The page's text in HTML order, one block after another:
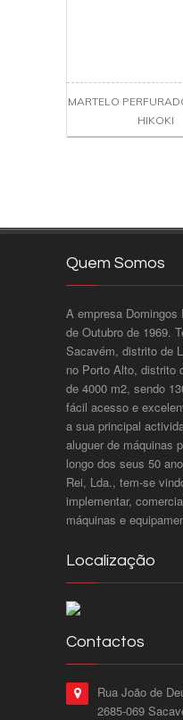
MARTELO
HIKOKI
Quem Somos
A empresa
de Outubro de 1969.
Sacavém, distrito de
no Porto Alto, distrito
de 4000 m2, sendo
fácil acesso e
a sua principal
aluguer de máquinas
longo dos seus 50
Rei, Lda., tem-se
implementar,
máquinas e
Localização
Contactos
Rua João de
2685-069